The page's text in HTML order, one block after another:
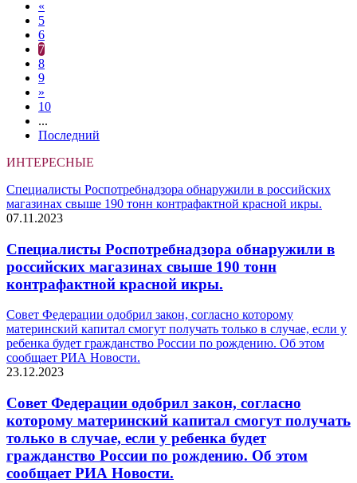
«
5
6
7
8
9
»
10
...
Последний
ИНТЕРЕСНЫЕ
Специалисты Роспотребнадзора обнаружили в российских
магазинах свыше 190 тонн контрафактной красной икры.
07.11.2023
Специалисты Роспотребнадзора обнаружили в
российских магазинах свыше 190 тонн
контрафактной красной икры.
Совет Федерации одобрил закон, согласно которому
материнский капитал смогут получать только в случае, если у
ребенка будет гражданство России по рождению. Об этом
сообщает РИА Новости.
23.12.2023
Совет Федерации одобрил закон, согласно
которому материнский капитал смогут получать
только в случае, если у ребенка будет
гражданство России по рождению. Об этом
сообщает РИА Новости.